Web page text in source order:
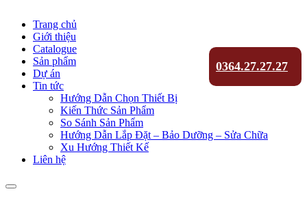
0364.27.27.27
Trang chủ
Giới thiệu
Catalogue
Sản phẩm
Dự án
Tin tức
Hướng Dẫn Chọn Thiết Bị
Kiến Thức Sản Phẩm
So Sánh Sản Phẩm
Hướng Dẫn Lắp Đặt – Bảo Dưỡng – Sửa Chữa
Xu Hướng Thiết Kế
Liên hệ